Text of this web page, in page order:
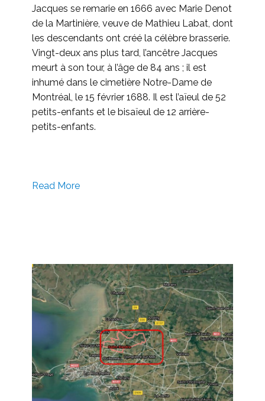
Jacques se remarie en 1666 avec Marie Denot
de la Martinière, veuve de Mathieu Labat, dont
les descendants ont créé la célèbre brasserie.
Vingt-deux ans plus tard, l’ancêtre Jacques
meurt à son tour, à l’âge de 84 ans ; il est
inhumé dans le cimetière Notre-Dame de
Montréal, le 15 février 1688. Il est l’aïeul de 52
petits-enfants et le bisaïeul de 12 arrière-
petits-enfants.
Read More